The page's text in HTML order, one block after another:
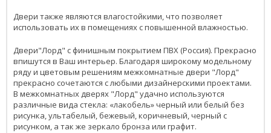
Двери также являются влагостойкими, что позволяет
использовать их в помещениях с повышенной влажностью.
Двери"Лорд" с финишным покрытием ПВХ (Россия). Прекрасно
впишутся в Ваш интерьер. Благодаря широкому модельному
ряду и цветовым решениям межкомнатные двери "Лорд"
прекрасно сочетаются с любыми дизайнерскими проектами.
В межкомнатных дверях "Лорд" удачно используются
различные вида стекла: «лакобель» черный или белый без
рисунка, ультабелый, бежевый, коричневый, черный с
рисунком, а так же зеркало бронза или графит.